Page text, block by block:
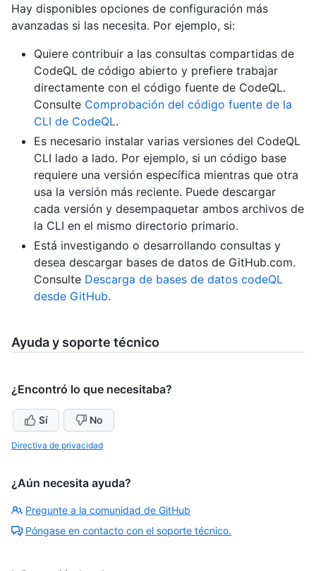
Hay disponibles opciones de configuración más
avanzadas si las necesita. Por ejemplo, si:
Quiere contribuir a las consultas compartidas de
CodeQL de código abierto y prefiere trabajar
directamente con el código fuente de CodeQL.
Consulte Comprobación del código fuente de la
CLI de CodeQL.
Es necesario instalar varias versiones del CodeQL
CLI lado a lado. Por ejemplo, si un código base
requiere una versión específica mientras que otra
usa la versión más reciente. Puede descargar
cada versión y desempaquetar ambos archivos de
la CLI en el mismo directorio primario.
Está investigando o desarrollando consultas y
desea descargar bases de datos de GitHub.com.
Consulte Descarga de bases de datos codeQL
desde GitHub.
Ayuda y soporte técnico
¿Encontró lo que necesitaba?
Sí No
Directiva de privacidad
¿Aún necesita ayuda?
Pregunte a la comunidad de GitHub
Póngase en contacto con el soporte técnico.